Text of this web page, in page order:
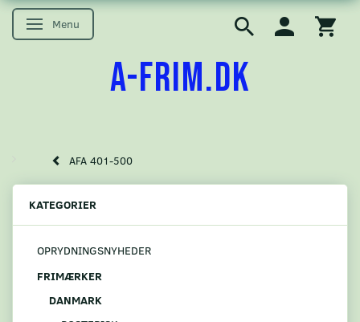
Skifte navigation
Menu
A-FRIM.DK
AFA 401-500
KATEGORIER
OPRYDNINGSNYHEDER
FRIMÆRKER
DANMARK